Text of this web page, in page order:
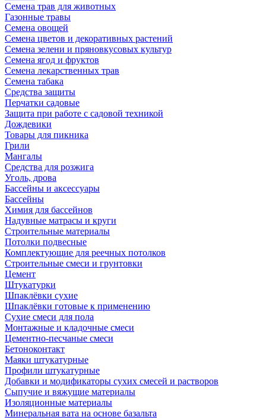
Семена трав для животных
Газонные травы
Семена овощей
Семена цветов и декоративных растений
Семена зелени и пряновкусовых культур
Семена ягод и фруктов
Семена лекарственных трав
Семена табака
Средства защиты
Перчатки садовые
Защита при работе с садовой техникой
Дождевики
Товары для пикника
Грили
Мангалы
Средства для розжига
Уголь, дрова
Бассейны и аксессуары
Бассейны
Химия для бассейнов
Надувные матрасы и круги
Строительные материалы
Потолки подвесные
Комплектующие для реечных потолков
Строительные смеси и грунтовки
Цемент
Штукатурки
Шпаклёвки сухие
Шпаклёвки готовые к применению
Сухие смеси для пола
Монтажные и кладочные смеси
Цементно-песчаные смеси
Бетоноконтакт
Маяки штукатурные
Профили штукатурные
Добавки и модификаторы сухих смесей и растворов
Сыпучие и вяжущие материалы
Изоляционные материалы
Минеральная вата на основе базальта